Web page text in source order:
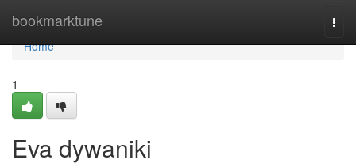
bookmarktune
Home
Home
1
Eva dywaniki